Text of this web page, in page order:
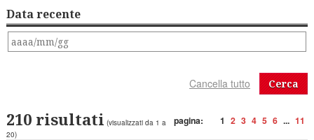
Data recente
Cerca
pagina: 1 2 3 4 5 6 ... 11
210 risultati (visualizzati da 1 a
20)